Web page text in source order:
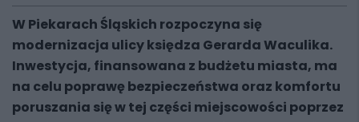
W Piekarach Śląskich rozpoczyna się
modernizacja ulicy księdza Gerarda Waculika.
Inwestycja, finansowana z budżetu miasta, ma
na celu poprawę bezpieczeństwa oraz komfortu
poruszania się w tej części miejscowości poprzez